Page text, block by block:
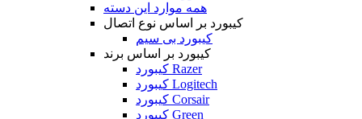
همه موارد این دسته
کیبورد بر اساس نوع اتصال
کیبورد بی سیم
کیبورد بر اساس برند
کیبورد Razer
کیبورد Logitech
کیبورد Corsair
کیبورد Green